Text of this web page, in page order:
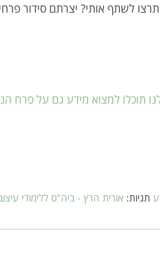
לשתף אותי? יצרתם סידור
תוכלו למצוא מידע גם על פרח
תגיות: אורית הרץ - ביה"ס ללימודי